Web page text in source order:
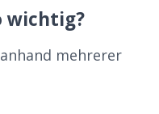
wichtig?
mehrerer